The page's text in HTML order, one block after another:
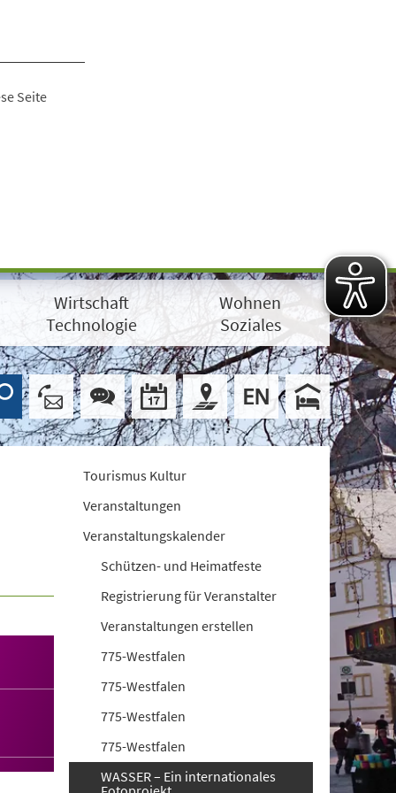
Seite
Wirtschaft
Technologie
Wohnen
Soziales
Tourismus Kultur
Veranstaltungen
Veranstaltungskalender
Schützen- und Heimatfeste
Registrierung für Veranstalter
Veranstaltungen erstellen
775-Westfalen
775-Westfalen
775-Westfalen
775-Westfalen
WASSER – Ein internationales